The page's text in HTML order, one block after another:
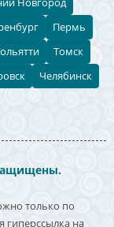
Пермь
Томск
Челябинск
только по
гиперссылка на